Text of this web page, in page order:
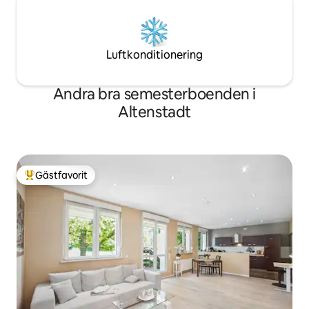
Luftkonditionering
Andra bra semesterboenden i
Altenstadt
Populär gästfavorit
Gästfavorit